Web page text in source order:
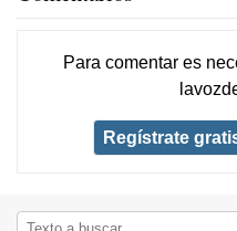
Para comentar es
Regístrate